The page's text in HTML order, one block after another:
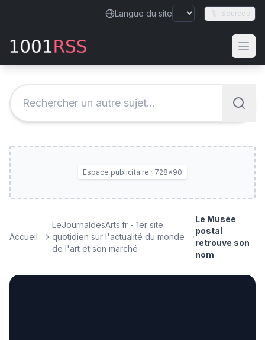
Langue du site Sources
Espace publicitaire · 728×90
Accueil
LeJournaldesArts.fr - 1er site
quotidien sur l'actualité du monde
de l'art et son marché
Le Musée
postal
retrouve son
nom